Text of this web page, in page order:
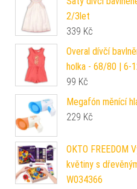
2/3let
339 Kč
Overal dívčí
holka - 68/80 | 6-
99 Kč
Megafón měnící
229 Kč
OKTO FREEDOM
květiny s
W034366